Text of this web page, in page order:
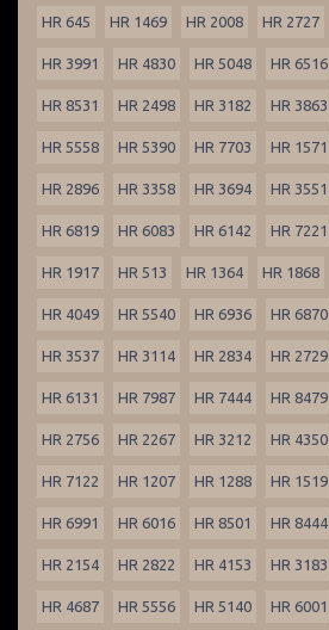
HR 645 HR 1469 HR 2008 HR 2727
HR 3991 HR 4830 HR 5048 HR 6516
HR 8531 HR 2498 HR 3182 HR 3863
HR 5558 HR 5390 HR 7703 HR 1571
HR 2896 HR 3358 HR 3694 HR 3551
HR 6819 HR 6083 HR 6142 HR 7221
HR 1917 HR 513 HR 1364 HR 1868
HR 4049 HR 5540 HR 6936 HR 6870
HR 3537 HR 3114 HR 2834 HR 2729
HR 6131 HR 7987 HR 7444 HR 8479
HR 2756 HR 2267 HR 3212 HR 4350
HR 7122 HR 1207 HR 1288 HR 1519
HR 6991 HR 6016 HR 8501 HR 8444
HR 2154 HR 2822 HR 4153 HR 3183
HR 4687 HR 5556 HR 5140 HR 6001